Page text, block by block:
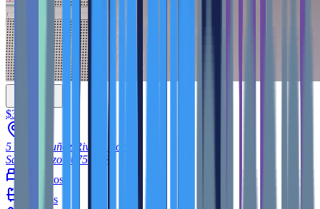
$365,000
5 Calle Muñoz Rivera Norte
San Lorenzo
00754
PR
cuartos
baños